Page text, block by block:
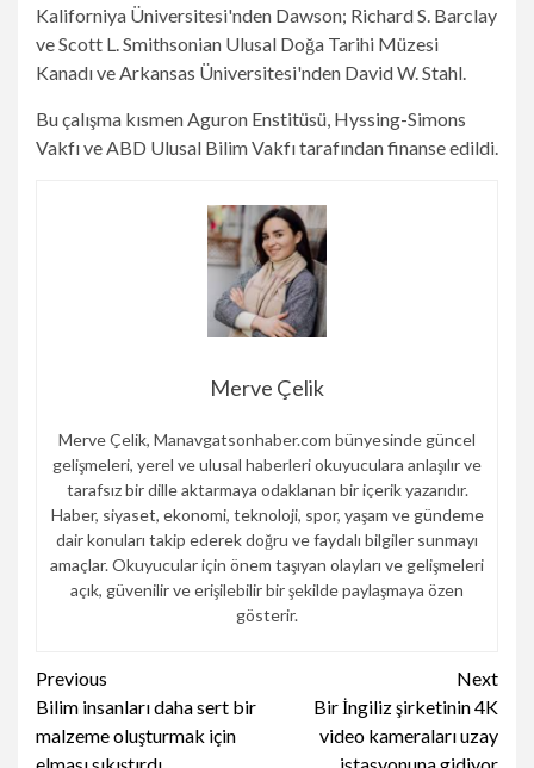
Kaliforniya Üniversitesi'nden Dawson; Richard S. Barclay
ve Scott L. Smithsonian Ulusal Doğa Tarihi Müzesi
Kanadı ve Arkansas Üniversitesi'nden David W. Stahl.
Bu çalışma kısmen Aguron Enstitüsü, Hyssing-Simons
Vakfı ve ABD Ulusal Bilim Vakfı tarafından finanse edildi.
Merve Çelik
Merve Çelik, Manavgatsonhaber.com bünyesinde güncel
gelişmeleri, yerel ve ulusal haberleri okuyuculara anlaşılır ve
tarafsız bir dille aktarmaya odaklanan bir içerik yazarıdır.
Haber, siyaset, ekonomi, teknoloji, spor, yaşam ve gündeme
dair konuları takip ederek doğru ve faydalı bilgiler sunmayı
amaçlar. Okuyucular için önem taşıyan olayları ve gelişmeleri
açık, güvenilir ve erişilebilir bir şekilde paylaşmaya özen
gösterir.
Continue
Reading
Previous
Bilim insanları daha sert bir
malzeme oluşturmak için
elması sıkıştırdı
Next
Bir İngiliz şirketinin 4K
video kameraları uzay
istasyonuna gidiyor